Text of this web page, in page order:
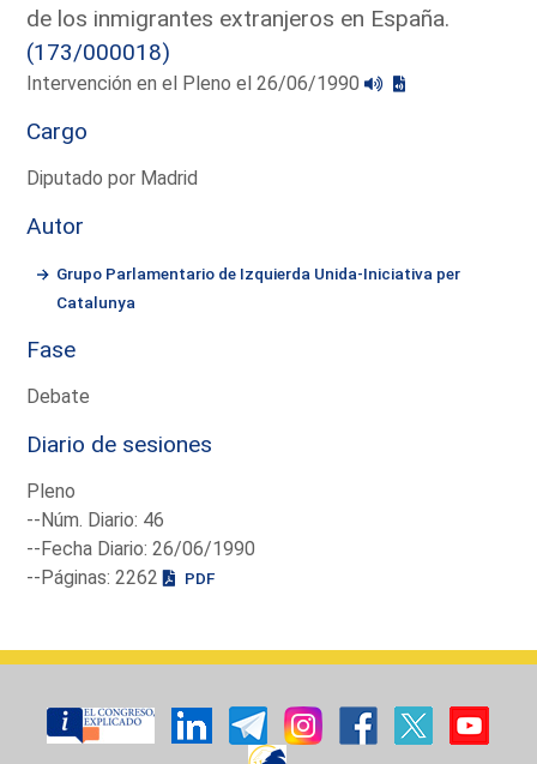
de los inmigrantes extranjeros en España.
(173/000018)
Intervención en el Pleno el 26/06/1990
Cargo
Diputado por Madrid
Autor
Grupo Parlamentario de Izquierda Unida-Iniciativa per
Catalunya
Fase
Debate
Diario de sesiones
Pleno
--Núm. Diario: 46
--Fecha Diario: 26/06/1990
--Páginas: 2262
PDF